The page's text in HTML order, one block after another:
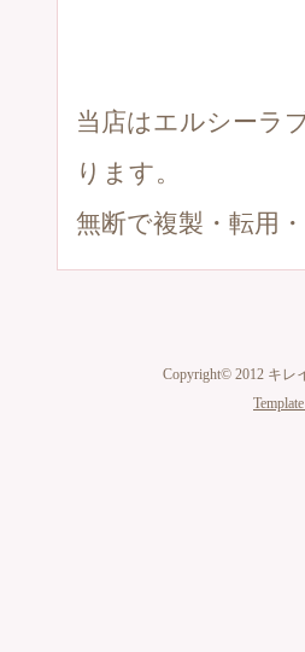
当店はエルシーラ
ります。
無断で複製・転用
Copyright© 2012 キレ